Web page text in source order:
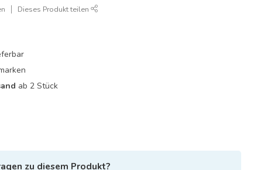
Dieses Produkt teilen
ab 2 Stück
zu diesem Produkt?